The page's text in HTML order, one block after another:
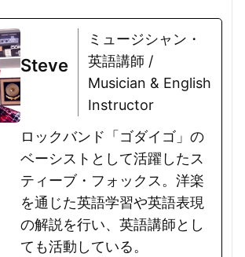
Steve
ミュージシャン・
英語講師 /
Musician & English
Instructor
ロックバンド「ゴダイゴ」の
ベーシストとして活躍したス
ティーブ・フォックス。洋楽
を通じた英語学習や英語表現
の解説を行い、英語講師とし
ても活動している。